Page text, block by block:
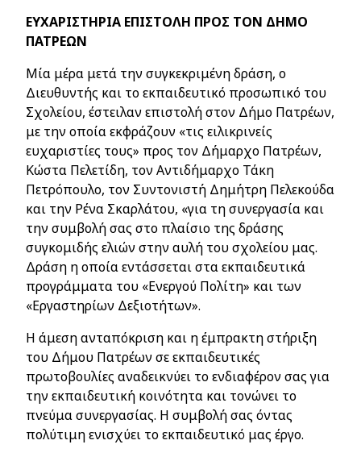
ΕΥΧΑΡΙΣΤΗΡΙΑ ΕΠΙΣΤΟΛΗ ΠΡΟΣ ΤΟΝ ΔΗΜΟ
ΠΑΤΡΕΩΝ
Μία μέρα μετά την συγκεκριμένη δράση, ο
Διευθυντής και το εκπαιδευτικό προσωπικό του
Σχολείου, έστειλαν επιστολή στον Δήμο Πατρέων,
με την οποία εκφράζουν «τις ειλικρινείς
ευχαριστίες τους» προς τον Δήμαρχο Πατρέων,
Κώστα Πελετίδη, τον Αντιδήμαρχο Τάκη
Πετρόπουλο, τον Συντονιστή Δημήτρη Πελεκούδα
και την Ρένα Σκαρλάτου, «για τη συνεργασία και
την συμβολή σας στο πλαίσιο της δράσης
συγκομιδής ελιών στην αυλή του σχολείου μας.
Δράση η οποία εντάσσεται στα εκπαιδευτικά
προγράμματα του «Ενεργού Πολίτη» και των
«Εργαστηρίων Δεξιοτήτων».
Η άμεση ανταπόκριση και η έμπρακτη στήριξη
του Δήμου Πατρέων σε εκπαιδευτικές
πρωτοβουλίες αναδεικνύει το ενδιαφέρον σας για
την εκπαιδευτική κοινότητα και τονώνει το
πνεύμα συνεργασίας. Η συμβολή σας όντας
πολύτιμη ενισχύει το εκπαιδευτικό μας έργο.